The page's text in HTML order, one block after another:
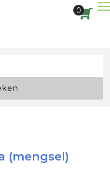
0
(mengsel)